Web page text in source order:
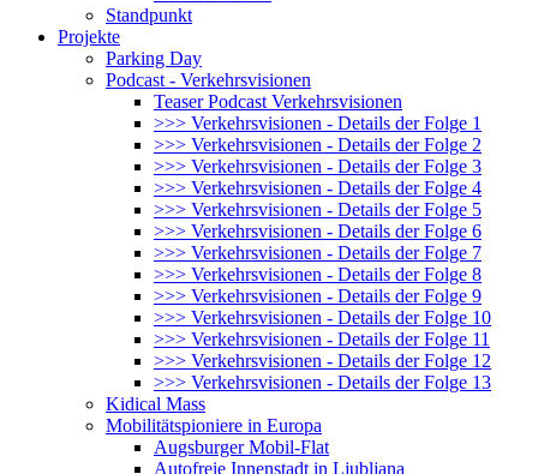
Standpunkt
Projekte
Parking Day
Podcast - Verkehrsvisionen
Teaser Podcast Verkehrsvisionen
>>> Verkehrsvisionen - Details der Folge 1
>>> Verkehrsvisionen - Details der Folge 2
>>> Verkehrsvisionen - Details der Folge 3
>>> Verkehrsvisionen - Details der Folge 4
>>> Verkehrsvisionen - Details der Folge 5
>>> Verkehrsvisionen - Details der Folge 6
>>> Verkehrsvisionen - Details der Folge 7
>>> Verkehrsvisionen - Details der Folge 8
>>> Verkehrsvisionen - Details der Folge 9
>>> Verkehrsvisionen - Details der Folge 10
>>> Verkehrsvisionen - Details der Folge 11
>>> Verkehrsvisionen - Details der Folge 12
>>> Verkehrsvisionen - Details der Folge 13
Kidical Mass
Mobilitätspioniere in Europa
Augsburger Mobil-Flat
Autofreie Innenstadt in Ljubljana